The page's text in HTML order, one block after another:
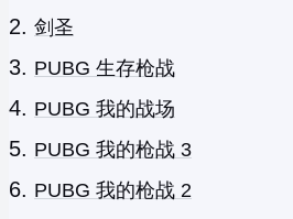
剑圣
PUBG 生存枪战
PUBG 我的战场
PUBG 我的枪战 3
PUBG 我的枪战 2